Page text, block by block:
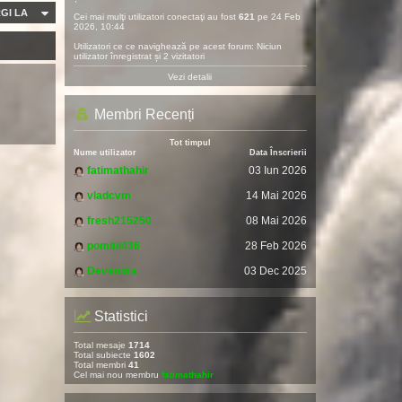
LA
Cei mai mulţi utilizatori conectaţi au fost 621 pe 24 Feb
2026, 10:44
Utilizatori ce ce navighează pe acest forum: Niciun
utilizator înregistrat și 2 vizitatori
Vezi detalii
Membri Recenți
Tot timpul
Nume utilizator
Data Înscrierii
fatimathahir
03 Iun 2026
vladcvm
14 Mai 2026
fresh215250
08 Mai 2026
pomitil436
28 Feb 2026
Devendra
03 Dec 2025
Statistici
Total mesaje 1714
Total subiecte 1602
Total membri 41
Cel mai nou membru fatimathahir